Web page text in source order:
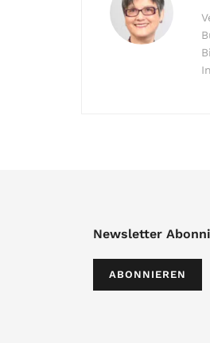
Newsletter
ABONNIEREN